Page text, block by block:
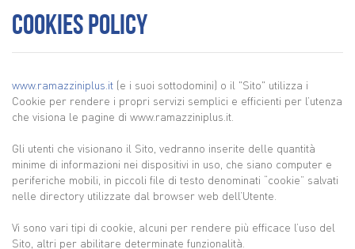
Cookies policy
www.ramazziniplus.it (e i suoi sottodomini) o il "Sito" utilizza i
Cookie per rendere i propri servizi semplici e efficienti per l’utenza
che visiona le pagine di www.ramazziniplus.it.
Gli utenti che visionano il Sito, vedranno inserite delle quantità
minime di informazioni nei dispositivi in uso, che siano computer e
periferiche mobili, in piccoli file di testo denominati “cookie” salvati
nelle directory utilizzate dal browser web dell’Utente.
Vi sono vari tipi di cookie, alcuni per rendere più efficace l’uso del
Sito, altri per abilitare determinate funzionalità.